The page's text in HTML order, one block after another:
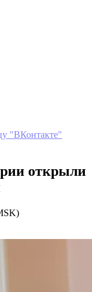
"ВКонтакте"
открыли